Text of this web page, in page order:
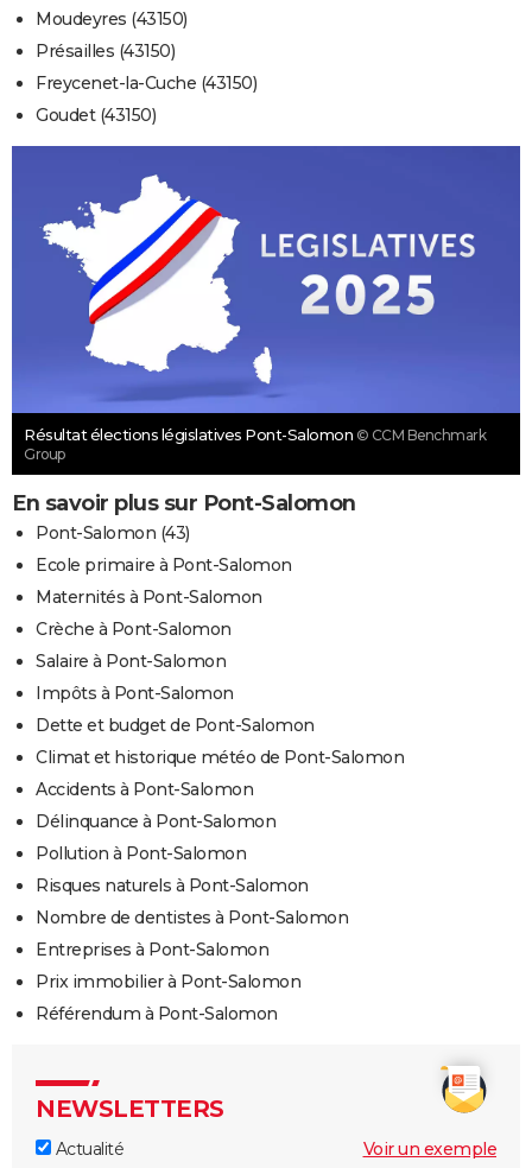
Moudeyres (43150)
Présailles (43150)
Freycenet-la-Cuche (43150)
Goudet (43150)
Résultat élections législatives Pont-Salomon © CCM Benchmark
Group
En savoir plus sur Pont-Salomon
Pont-Salomon (43)
Ecole primaire à Pont-Salomon
Maternités à Pont-Salomon
Crèche à Pont-Salomon
Salaire à Pont-Salomon
Impôts à Pont-Salomon
Dette et budget de Pont-Salomon
Climat et historique météo de Pont-Salomon
Accidents à Pont-Salomon
Délinquance à Pont-Salomon
Pollution à Pont-Salomon
Risques naturels à Pont-Salomon
Nombre de dentistes à Pont-Salomon
Entreprises à Pont-Salomon
Prix immobilier à Pont-Salomon
Référendum à Pont-Salomon
NEWSLETTERS
Actualité
Voir un exemple